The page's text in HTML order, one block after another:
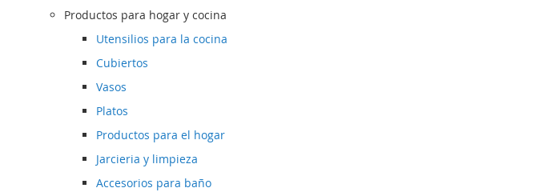
Productos para hogar y cocina
Utensilios para la cocina
Cubiertos
Vasos
Platos
Productos para el hogar
Jarcieria y limpieza
Accesorios para baño